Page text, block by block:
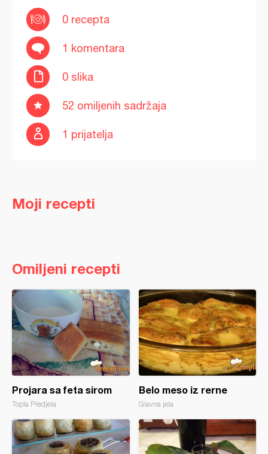
0 recepta
1 komentara
0 slika
52 omiljenih sadržaja
1 prijatelja
Moji recepti
Omiljeni recepti
Projara sa feta sirom
Topla Predjela
Belo meso iz rerne
Glavna jela